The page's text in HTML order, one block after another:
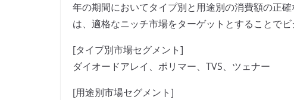
年の期間においてタイプ別と用途別の消費額の正
は、適格なニッチ市場をターゲットとすることでビ
[タイプ別市場セグメント]
ダイオードアレイ、ポリマー、TVS、ツェナー
[用途別市場セグメント]